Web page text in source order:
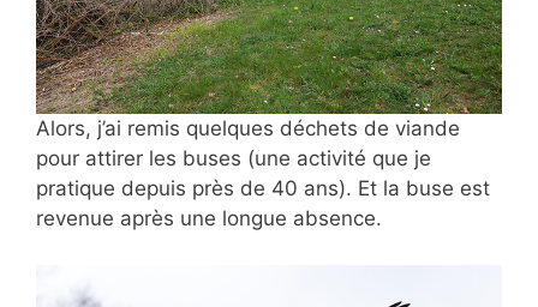
Alors, j’ai remis quelques déchets de viande
pour attirer les buses (une activité que je
pratique depuis près de 40 ans). Et la buse est
revenue après une longue absence.